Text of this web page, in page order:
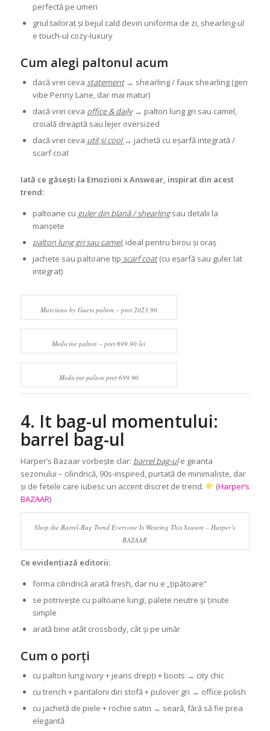
perfectă pe umeri
griul tailorat și bejul cald devin uniforma de zi, shearling-ul
e touch-ul cozy-luxury
Cum alegi paltonul acum
dacă vrei ceva statement→ shearling / faux shearling (gen
vibe Penny Lane, dar mai matur)
dacă vrei ceva office & daily→ palton lung gri sau camel,
croială dreaptă sau lejer oversized
dacă vrei ceva util și cool→ jachetă cu eșarfă integrată /
scarf coat
Iată ce găsești la Emozioni x Answear, inspirat din acest
trend:
paltoane cu guler din blană / shearlingsau detalii la
manșete
palton lung gri sau camel, ideal pentru birou și oraș
jachete sau paltoane tip scarf coat(cu eșarfă sau guler lat
integrat)
Marciano by Guess palton – pret 2023,90
Medicine palton – pret 699,90 lei
Medicine palton pret 699,90
4. It bag-ul momentului:
barrel bag-ul
Harper’s Bazaar vorbește clar: barrel bag-ule geanta
sezonului – cilindrică, 90s-inspired, purtată de minimaliste, dar
și de fetele care iubesc un accent discret de trend.
(Harper’s
BAZAAR)
Shop the Barrel-Bag Trend Everyone Is Wearing This Season – Harper’s
BAZAAR
Ce evidențiază editorii:
forma cilindrică arată fresh, dar nu e „țipătoare”
se potrivește cu paltoane lungi, palete neutre și ținute
simple
arată bine atât crossbody, cât și pe umăr
Cum o porți
cu palton lung ivory + jeans drepți + boots → city chic
cu trench + pantaloni din stofă + pulover gri → office polish
cu jachetă de piele + rochie satin → seară, fără să fie prea
elegantă